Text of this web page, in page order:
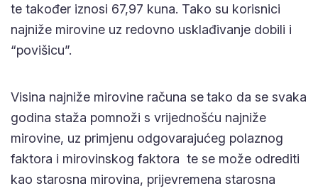
te također iznosi 67,97 kuna. Tako su korisnici
najniže mirovine uz redovno usklađivanje dobili i
“povišicu”.
Visina najniže mirovine računa setako da se svaka
godina staža pomnoži s vrijednošću najniže
mirovine, uz primjenu odgovarajućeg polaznog
faktora i mirovinskog faktora te se može odrediti
kao starosna mirovina, prijevremena starosna